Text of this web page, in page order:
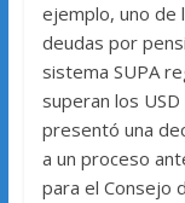
ejemplo, uno de
deudas por
sistema SUPA
superan los
presentó una
a un proceso
para el Consejo